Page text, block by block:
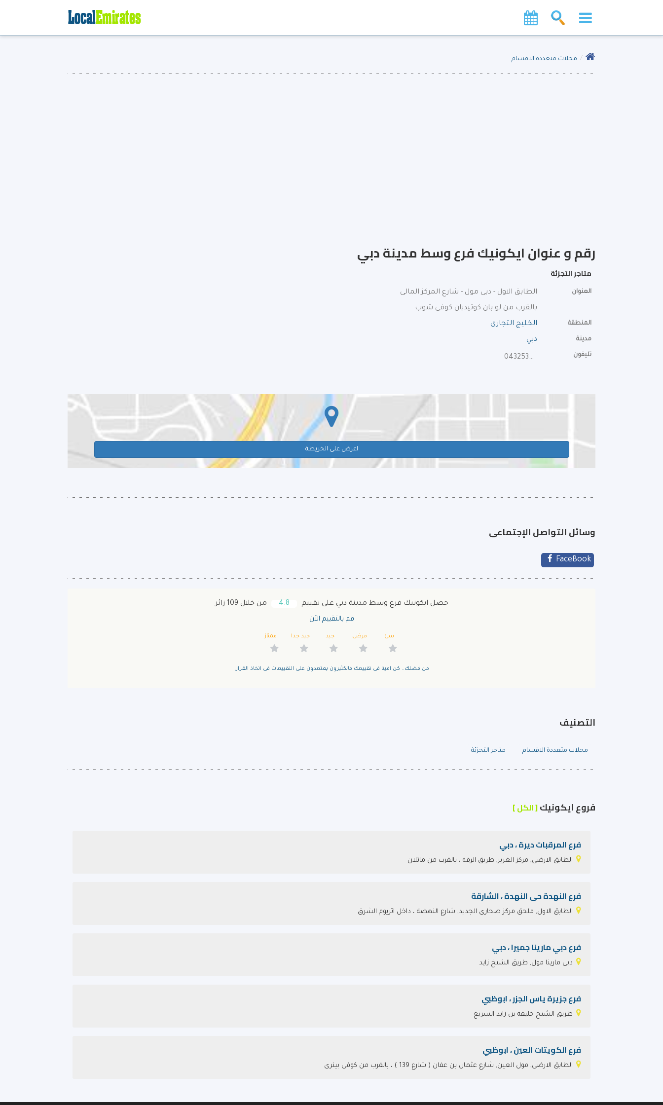
محلات متعددة الاقسام
رقم و عنوان ايكونيك فرع وسط مدينة دبي
متاجر التجزئة
العنوان
الطابق الاول - دبى مول - شارع المركز المالى
بالقرب من لو بان كوتيديان كوفى شوب
المنطقة الخليج التجارى
مدينة دبي
تليفون 043253229
اعرض على الخريطة
وسائل التواصل الإجتماعى
FaceBook
حصل ايكونيك فرع وسط مدينة دبي على تقييم 4.8 من خلال 109 زائر
قم بالتقييم الأن
سئ مرضى جيد جيد جدا ممتاز
من فضلك.. كن امينا فى تقييمك فالكثيرون يعتمدون على التقييمات فى اتخاذ القرار.
التصنيف
محلات متعددة الاقسام متاجر التجزئة
فروع ايكونيك[ الكل ]
فرع المرقبات ديرة ، دبي
الطابق الارضى, مركز الغرير, طريق الرقة ، بالقرب من ماتلان
فرع النهدة حى النهدة ، الشارقة
الطابق الاول, ملحق مركز صحارى الجديد, شارع النهضة ، داخل اتريوم الشرق
فرع دبي مارينا جميرا ، دبي
دبى مارينا مول, طريق الشيخ زايد
فرع جزيرة ياس الجزر ، ابوظبي
طريق الشيخ خليفة بن زايد السريع
فرع الكويتات العين ، ابوظبي
الطابق الارضى, مول العين, شارع عثمان بن عفان ( شارع 139 ) ، بالقرب من كوفى بينرى